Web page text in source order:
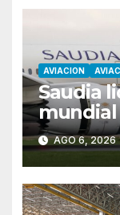
AVIACION
Saudia
mundial
Cirium
AGO 6, 2026